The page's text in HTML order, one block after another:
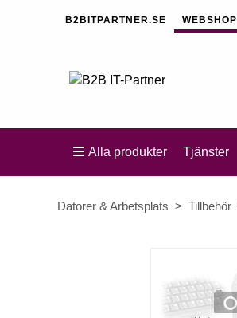
B2BITPARTNER.SE WEBSHOP
Alla produkter Tjänster
Datorer & Arbetsplats Tillbehör